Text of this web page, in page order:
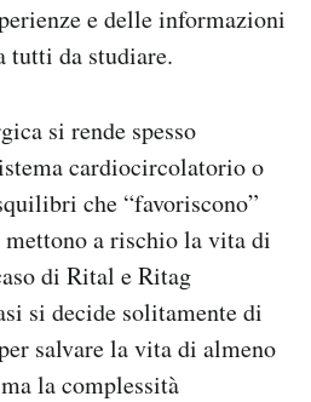
e delle informazioni
tutti da studiare.
si rende spesso
cardiocircolatorio o
che “favoriscono”
a rischio la vita di
di Rital e Ritag
si decide solitamente di
salvare la vita di almeno
la complessità